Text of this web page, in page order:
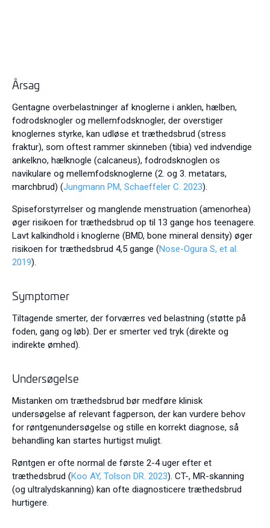
Årsag
Gentagne overbelastninger af knoglerne i anklen, hælben,
fodrodsknogler og mellemfodsknogler, der overstiger
knoglernes styrke, kan udløse et træthedsbrud (stress
fraktur), som oftest rammer skinneben (tibia) ved indvendige
ankelkno, hælknogle (calcaneus), fodrodsknoglen os
navikulare og mellemfodsknoglerne (2. og 3. metatars,
marchbrud) (Jungmann PM, Schaeffeler C. 2023).
Spiseforstyrrelser og manglende menstruation (amenorhea)
øger risikoen for træthedsbrud op til 13 gange hos teenagere.
Lavt kalkindhold i knoglerne (BMD, bone mineral density) øger
risikoen for træthedsbrud 4,5 gange (Nose-Ogura S, et al.
2019).
Symptomer
Tiltagende smerter, der forværres ved belastning (støtte på
foden, gang og løb). Der er smerter ved tryk (direkte og
indirekte ømhed).
Undersøgelse
Mistanken om træthedsbrud bør medføre klinisk
undersøgelse af relevant fagperson, der kan vurdere behov
for røntgenundersøgelse og stille en korrekt diagnose, så
behandling kan startes hurtigst muligt.
Røntgen er ofte normal de første 2-4 uger efter et
træthedsbrud (Koo AY, Tolson DR. 2023). CT-, MR-skanning
(og ultralydskanning) kan ofte diagnosticere træthedsbrud
hurtigere.